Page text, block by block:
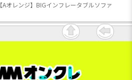
【Aオレンジ】BIGインフレータブルソファ